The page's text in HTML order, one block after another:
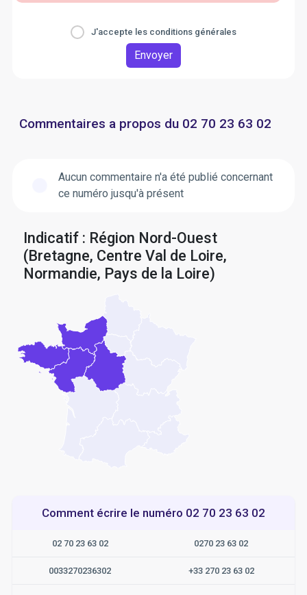
J'accepte les conditions générales
Envoyer
Commentaires a propos du 02 70 23 63 02
Aucun commentaire n'a été publié concernant
ce numéro jusqu'à présent
Indicatif : Région Nord-Ouest
(Bretagne, Centre Val de Loire,
Normandie, Pays de la Loire)
Comment écrire le numéro 02 70 23 63 02
02 70 23 63 02 0270 23 63 02
0033270236302 +33 270 23 63 02